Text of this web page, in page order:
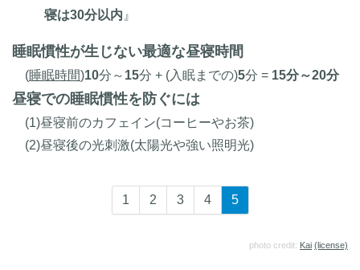
寝は30分以内 』
睡眠慣性が生じない最適な昼寝時間
(睡眠時間)10分～ 15分 + (入眠までの)5分 = 15分～20分
昼寝での睡眠慣性を防ぐには
(1)昼寝前のカフェイン(コーヒーやお茶)
(2)昼寝後の光刺激(太陽光や強い照明光)
1 2 3 4 5
photo credit: Kai (license)